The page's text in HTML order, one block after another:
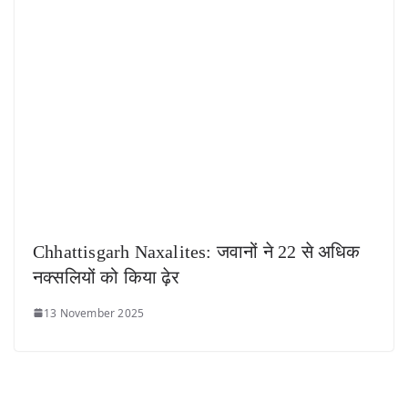
Chhattisgarh Naxalites: जवानों ने 22 से अधिक
नक्सलियों को किया ढ़ेर
13 November 2025